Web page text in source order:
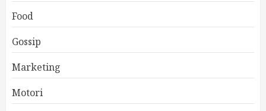
Food
Gossip
Marketing
Motori